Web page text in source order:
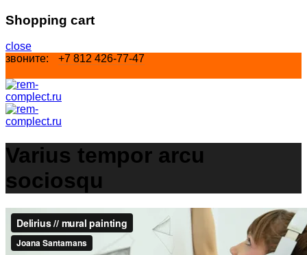
Shopping cart
close
звоните:
+7 812 426-77-47
Varius tempor arcu
sociosqu